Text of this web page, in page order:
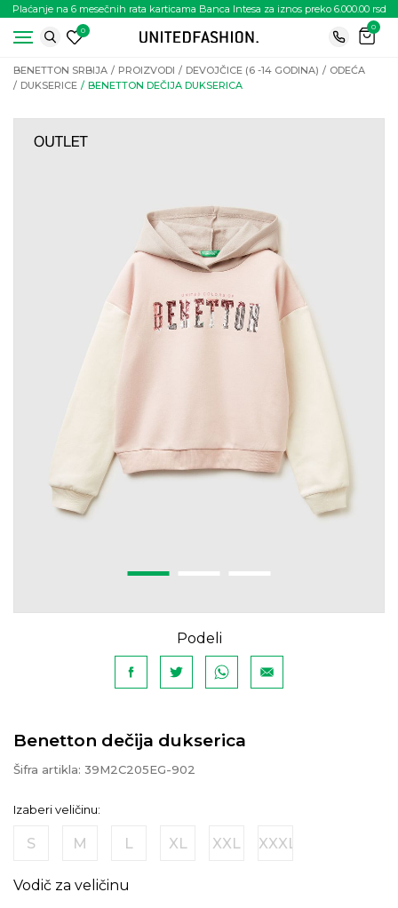
Plaćanje na 6 mesečnih rata karticama Banca Intesa za iznos preko 6.000.00 rsd
0
0
BENETTON SRBIJA PROIZVODI DEVOJČICE (6 -14 GODINA)
ODEĆA
DUKSERICE
BENETTON DEČIJA DUKSERICA
Podeli
Benetton dečija dukserica
Šifra artikla: 39M2C205EG-902
Izaberi veličinu:
S M L XL XXL XXXL
Vodič za veličinu